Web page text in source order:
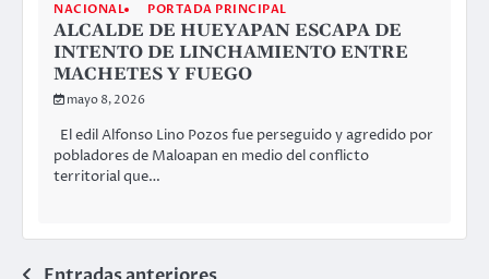
NACIONAL PORTADA PRINCIPAL
ALCALDE DE HUEYAPAN ESCAPA DE
INTENTO DE LINCHAMIENTO ENTRE
MACHETES Y FUEGO
mayo 8, 2026
El edil Alfonso Lino Pozos fue perseguido y agredido por
pobladores de Maloapan en medio del conflicto
territorial que…